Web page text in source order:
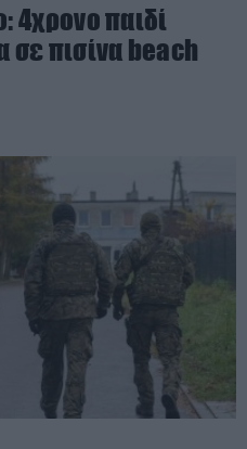
4χρονο παιδί
πισίνα beach